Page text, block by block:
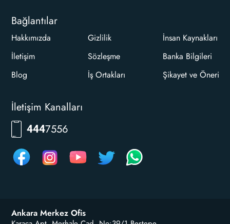
Bağlantılar
Hakkımızda
İletişim
Blog
Gizlilik
Sözleşme
İş Ortakları
İnsan Kaynakları
Banka Bilgileri
Şikayet ve Öneri
İletişim Kanalları
4447556
Ankara Merkez Ofis